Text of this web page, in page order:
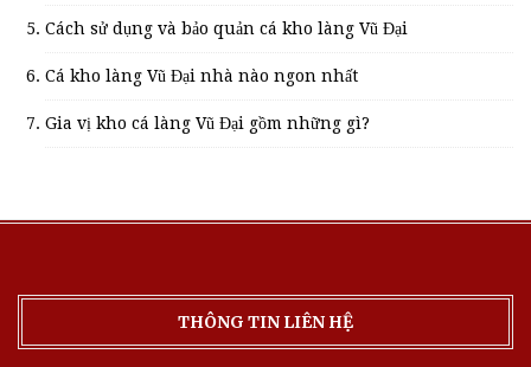
Cách sử dụng và bảo quản cá kho làng Vũ Đại
Cá kho làng Vũ Đại nhà nào ngon nhất
Gia vị kho cá làng Vũ Đại gồm những gì?
THÔNG TIN LIÊN HỆ